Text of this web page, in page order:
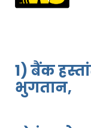
1) बैंक
भुगतान,